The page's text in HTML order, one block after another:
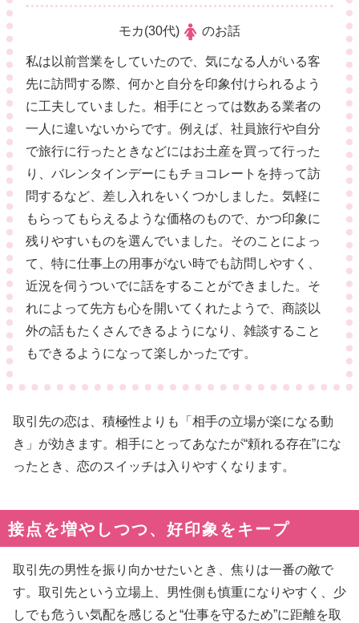
モカ(30代) のお話
私は以前営業をしていたので、気になる人がいる客
先に訪問する際、何かと自分を印象付けられるよう
に工夫していました。相手にとっては数ある業者の
一人に違いないからです。例えば、社員旅行や自分
で旅行に行ったときなどにはお土産を買って行った
り、バレンタインデーにもチョコレートを持って訪
問するなど、差し入れをいくつかしました。気軽に
もらってもらえるような価格のもので、かつ印象に
残りやすいものを選んでいました。そのことによっ
て、特に仕事上の用事がない時でも訪問しやすく、
近況を伺うついでに話をすることができました。そ
れによって先方も心を開いてくれたようで、商談以
外の話もたくさんできるようになり、雑談すること
もできるようになって楽しかったです。
取引先の恋は、積極性よりも「相手の立場が楽になる動
き」が効きます。相手にとってあなたが“頼れる存在”にな
ったとき、恋のスイッチは入りやすくなります。
接点を増やしつつ、好印象をキープ
取引先の男性を振り向かせたいとき、焦りは一番の敵で
す。取引先という立場上、男性側も慎重になりやすく、少
しでも危うい気配を感じると“仕事を守るため”に距離を取